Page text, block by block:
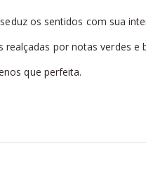
os sentidos com sua
por notas verdes e
que perfeita.